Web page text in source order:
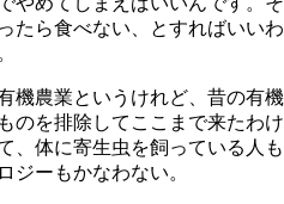
ら食べない、とすればいい
農業というけれど、昔の有
を排除してここまで来たわ
体に寄生虫を飼っている人
ーもかなわない。